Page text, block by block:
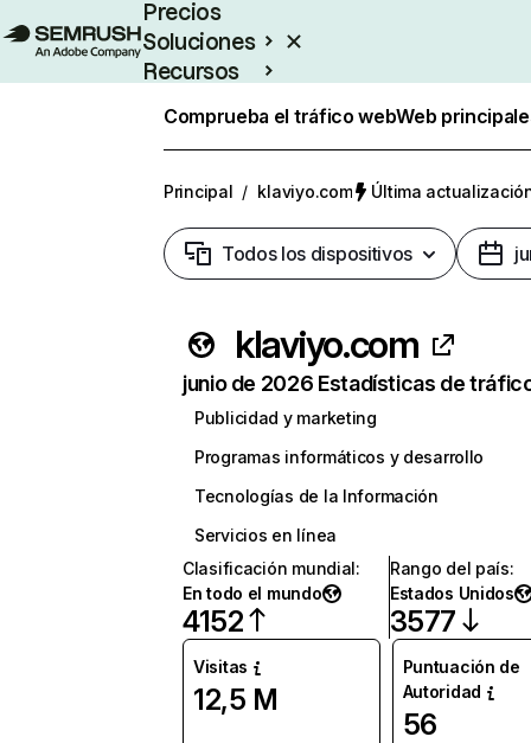
Precios
Soluciones
Recursos
Comprueba el tráfico webWeb
Principal / klaviyo.com Última
Todos los dispositivos
klaviyo.com
junio de 2026 Estadísticas de
Publicidad y marketing
Programas informáticos y desarrollo
Tecnologías de la Información
Servicios en línea
Clasificación mundial:
En todo el mundo
4152
Rango del país:
Estados Unidos
3577
Visitas
12,5 M
Puntuación de
Autoridad
56